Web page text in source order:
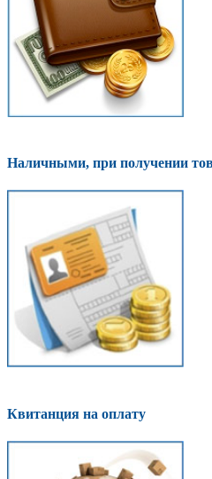
Наличными, при получении
Квитанция на оплату